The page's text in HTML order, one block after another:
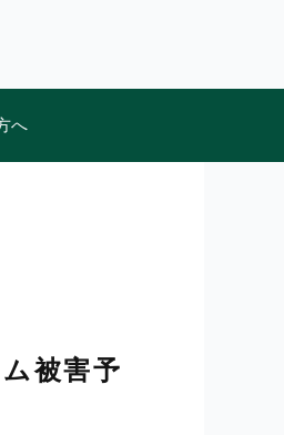
へ
被害予